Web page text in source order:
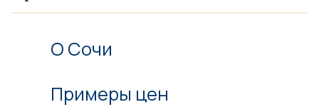
О Сочи
Примеры цен